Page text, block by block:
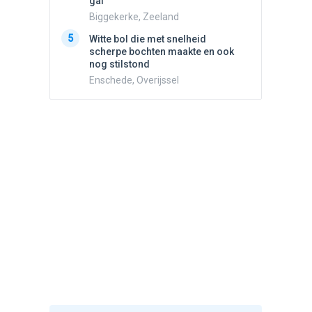
Biggekerke, Zeeland
5
Witte bol die met snelheid
scherpe bochten maakte en ook
nog stilstond
Enschede, Overijssel